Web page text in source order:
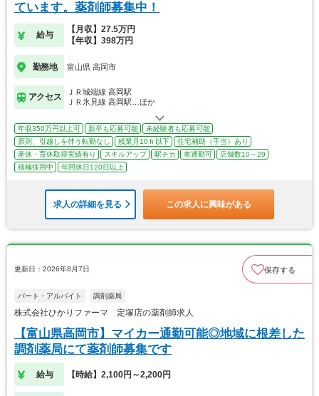
ています。薬剤師募集中！
給与
【月収】27.5万円
【年収】398万円
勤務地 富山県 高岡市
アクセス
ＪＲ城端線 高岡駅
ＪＲ氷見線 高岡駅…ほか
年収350万円以上可 新卒も応募可能
未経験者も応募可能
原則、引越しを伴う転勤なし
残業月10ｈ以下
住宅補助（手当）あり
産休・育休取得実績有り
スキルアップ 駅チカ 車通勤可
店舗数10～29
積極採用中
年間休日120日以上
求人の詳細を見る この求人に興味がある
更新日：2026年8月7日 保存する
パート・アルバイト 調剤薬局
株式会社ひかりファーマ 定塚店の薬剤師求人
【富山県高岡市】マイカー通勤可能◎地域に根差した
調剤薬局にて薬剤師募集です
給与 【時給】2,100円～2,200円